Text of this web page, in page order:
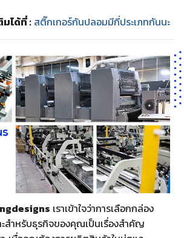
ได้ที่ : สติ๊กเกอร์กันปลอมมีกี่ประเภทกันนะ
เราเข้าใจว่าการเลือกกล่อง
สำหรับธุรกิจของคุณเป็นเรื่องสำคัญ